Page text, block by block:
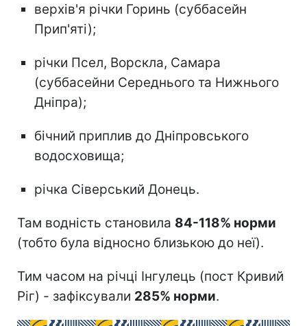
верхів'я річки Горинь (суббасейн
Прип'яті);
річки Псел, Ворскла, Самара
(суббасейни Середнього та Нижнього
Дніпра);
бічний приплив до Дніпровського
водосховища;
річка Сіверський Донець.
Там водність становила 84-118% норми
(тобто була відносно близькою до неї).
Тим часом на річці Інгулець (пост Кривий
Ріг) - зафіксували 285% норми.